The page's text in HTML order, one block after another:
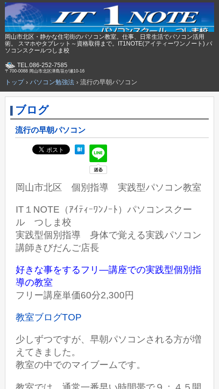
岡山市北区・静かな住宅街のパソコン教室。仕事、日常生活でパソコン活用
術。 スマホやタブレット～資格取得まで。IT1NOTE(アイティーワンノート) パ
ソコンスクールつしま校
TEL.086-252-7585
〒700-0088 岡山市北区津島笹が瀬10-16
トップ› パソコン勉強法 › 流行の早朝パソコン
ブログ
流行の早朝パソコン
岡山市北区 個別指導 実践型パソコン教室
IT１NOTE（ｱｲﾃｨｰﾜﾝﾉｰﾄ）パソコンスクー
ル つしま校
実践型個別指導 身体で覚える実践パソコン
講師きびだんご店長
好きな事をするフリ―講座での実践型個別指
導の教室
フリー講座単価60分2,300円
教室ブログTOP
少しずつですが、早朝パソコンされる方が増
えてきました。
教室の中でのマイブームです。